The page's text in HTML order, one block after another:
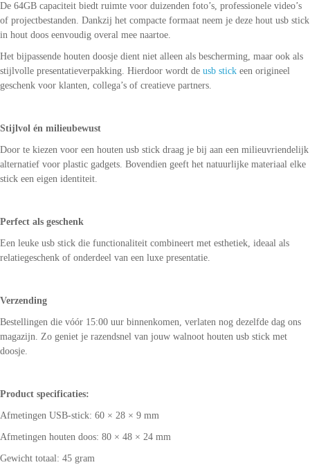
De 64GB capaciteit biedt ruimte voor duizenden foto’s, professionele video’s
of projectbestanden. Dankzij het compacte formaat neem je deze hout usb stick
in hout doos eenvoudig overal mee naartoe.
Het bijpassende houten doosje dient niet alleen als bescherming, maar ook als
stijlvolle presentatieverpakking. Hierdoor wordt de usb stick een origineel
geschenk voor klanten, collega’s of creatieve partners.
Stijlvol én milieubewust
Door te kiezen voor een houten usb stick draag je bij aan een milieuvriendelijk
alternatief voor plastic gadgets. Bovendien geeft het natuurlijke materiaal elke
stick een eigen identiteit.
Perfect als geschenk
Een leuke usb stick die functionaliteit combineert met esthetiek, ideaal als
relatiegeschenk of onderdeel van een luxe presentatie.
Verzending
Bestellingen die vóór 15:00 uur binnenkomen, verlaten nog dezelfde dag ons
magazijn. Zo geniet je razendsnel van jouw walnoot houten usb stick met
doosje.
Product specificaties:
Afmetingen USB-stick: 60 × 28 × 9 mm
Afmetingen houten doos: 80 × 48 × 24 mm
Gewicht totaal: 45 gram